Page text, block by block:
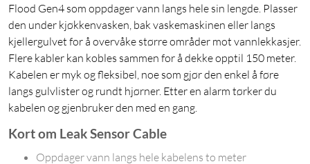
Flood Gen4 som oppdager vann langs hele sin lengde. Plasser
den under kjøkkenvasken, bak vaskemaskinen eller langs
kjellergulvet for å overvåke større områder mot vannlekkasjer.
Flere kabler kan kobles sammen for å dekke opptil 150 meter.
Kabelen er myk og fleksibel, noe som gjør den enkel å føre
langs gulvlister og rundt hjørner. Etter en alarm tørker du
kabelen og gjenbruker den med en gang.
Kort om Leak Sensor Cable
Oppdager vann langs hele kabelens to meter